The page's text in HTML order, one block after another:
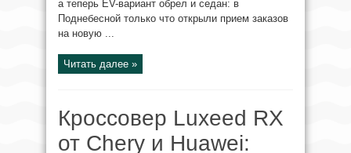
а теперь EV-вариант обрел и седан: в
Поднебесной только что открыли прием заказов
на новую ...
Читать далее »
Кроссовер Luxeed RX
от Chery и Huawei: